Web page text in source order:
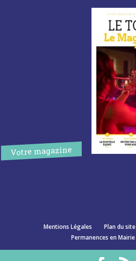
Votre magazine
Mentions Légales Plan du site
Permanences en Mairie